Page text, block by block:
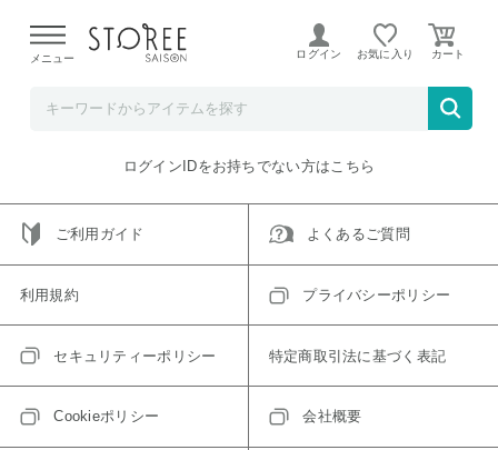
よる配送遅延が発生しております。
メニュー ログイン お気に入り
ご指定のアイテムは取り扱い終了、またはただいま取り扱い
トップへ戻る
ログインIDをお持ちでない方はこちら
ご利用ガイド よくあるご質問
利用規約 プライバシーポリシー
セキュリティーポリシー 特定商取引法に基づく表記
Cookieポリシー 会社概要